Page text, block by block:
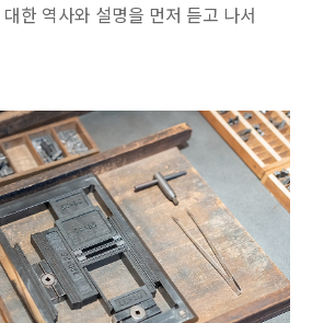
한 역사와 설명을 먼저 듣고 나서